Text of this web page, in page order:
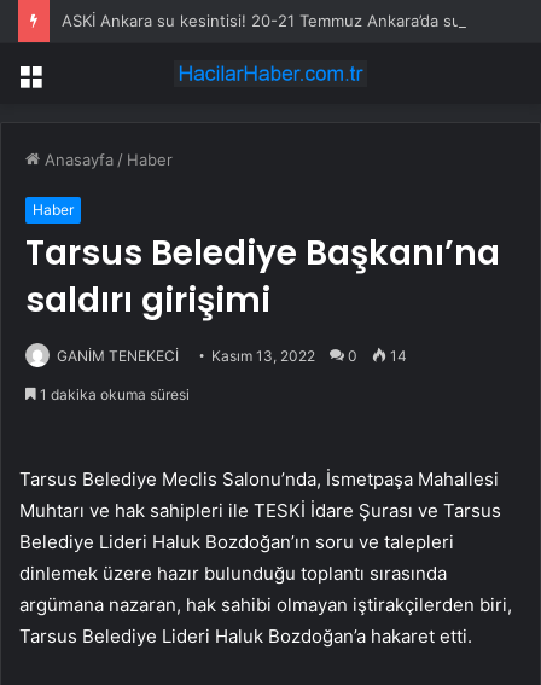
Menü
Anasayfa / Haber
Haber
Tarsus Belediye Başkanı’na
saldırı girişimi
GANİM TENEKECİ Kasım 13, 2022 0 14
1 dakika okuma süresi
Tarsus Belediye Meclis Salonu’nda, İsmetpaşa Mahallesi
Muhtarı ve hak sahipleri ile TESKİ İdare Şurası ve Tarsus
Belediye Lideri Haluk Bozdoğan’ın soru ve talepleri
dinlemek üzere hazır bulunduğu toplantı sırasında
argümana nazaran, hak sahibi olmayan iştirakçilerden biri,
Tarsus Belediye Lideri Haluk Bozdoğan’a hakaret etti.